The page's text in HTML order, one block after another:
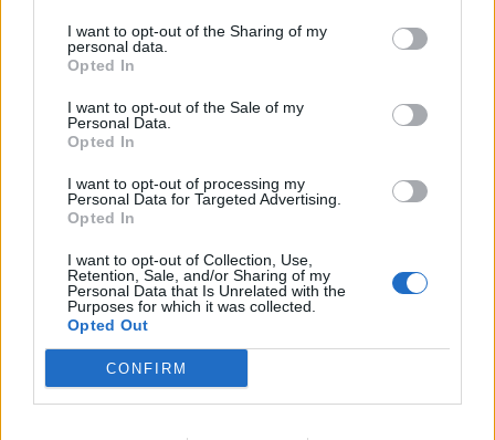
I want to opt-out of the Sharing of my
personal data.
Opted In
I want to opt-out of the Sale of my
Personal Data.
Opted In
I want to opt-out of processing my
Personal Data for Targeted Advertising.
Opted In
I want to opt-out of Collection, Use,
Retention, Sale, and/or Sharing of my
Personal Data that Is Unrelated with the
Purposes for which it was collected.
Opted Out
CONFIRM
ADV
ALTRE NOTIZIE DI GOLASECCA